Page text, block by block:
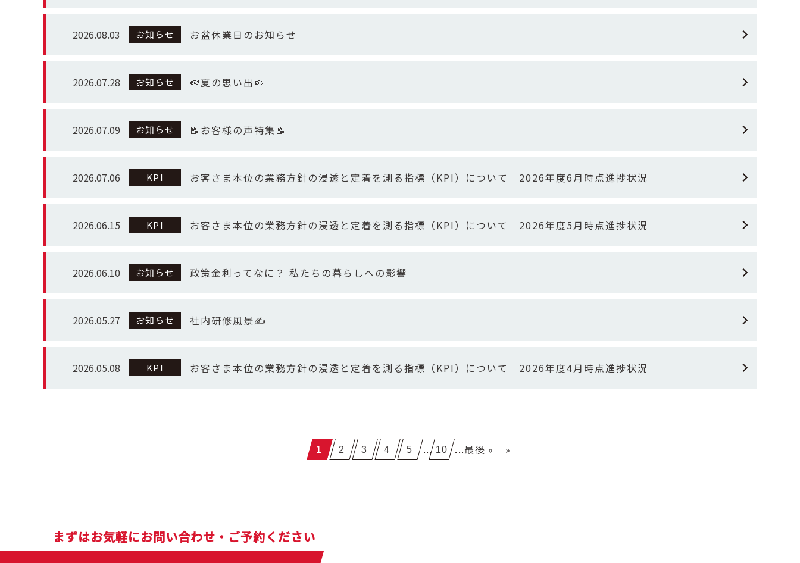
2026.08.03 お知らせ お盆休業日のお知らせ
2026.07.28 お知らせ 🍉夏の思い出🍉
2026.07.09 お知らせ 📝お客様の声特集📝
2026.07.06 KPI お客さま本位の業務方針の浸透と定着を測る指標（KPI）について 2026年度6月時点進捗状況
2026.06.15 KPI お客さま本位の業務方針の浸透と定着を測る指標（KPI）について 2026年度5月時点進捗状況
2026.06.10 お知らせ 政策金利ってなに？ 私たちの暮らしへの影響
2026.05.27 お知らせ 社内研修風景✍
2026.05.08 KPI お客さま本位の業務方針の浸透と定着を測る指標（KPI）について 2026年度4月時点進捗状況
1 2 3 4 5 ... 10 ... »
最後 »
まずはお気軽にお問い合わせ・ご予約ください